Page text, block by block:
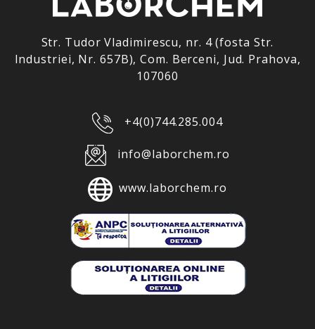
Str. Tudor Vladimirescu, nr. 4 (fosta Str.
Industriei, Nr. 657B), Com. Berceni, Jud. Prahova,
107060
+4(0)744.285.004
info@laborchem.ro
www.laborchem.ro